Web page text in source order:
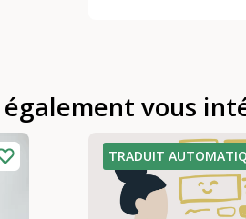
vous
TRADUIT